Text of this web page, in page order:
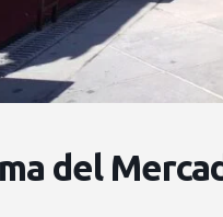
del